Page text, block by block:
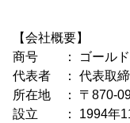
【会社概要】
商号 ： ゴールド
代表者 ： 代表取
所在地 ： 〒870-
設立 ： 1994年